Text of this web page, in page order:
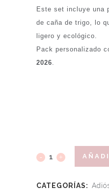
Este set incluye una
de caña de trigo, lo
ligero y ecológico.
Pack personalizado
2026
CATEGORÍAS: